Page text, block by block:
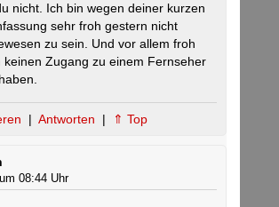
nicht. Ich bin wegen deiner kurzen
sehr froh gestern nicht
zu sein. Und vor allem froh
keinen Zugang zu einem Fernseher
| Antworten | ⇑ Top
08:44 Uhr